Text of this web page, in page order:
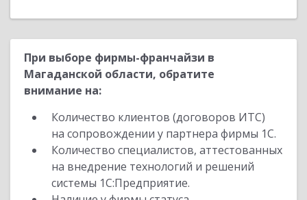
При выборе фирмы-франчайзи в
Магаданской области, обратите
внимание на:
Количество клиентов (договоров ИТС)
на сопровождении у партнера фирмы 1С.
Количество специалистов, аттестованных
на внедрение технологий и решений
системы 1С:Предприятие.